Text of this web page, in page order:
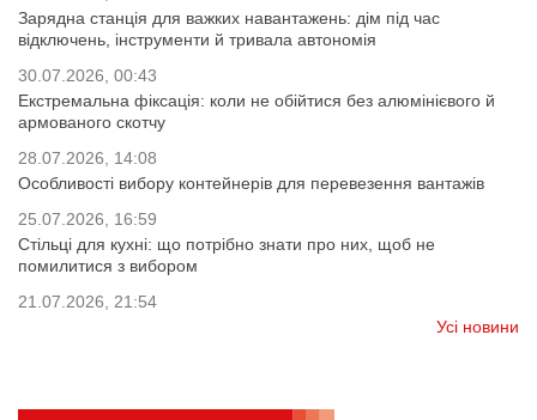
Зарядна станція для важких навантажень: дім під час
відключень, інструменти й тривала автономія
30.07.2026, 00:43
Екстремальна фіксація: коли не обійтися без алюмінієвого й
армованого скотчу
28.07.2026, 14:08
Особливості вибору контейнерів для перевезення вантажів
25.07.2026, 16:59
Стільці для кухні: що потрібно знати про них, щоб не
помилитися з вибором
21.07.2026, 21:54
Усі новини